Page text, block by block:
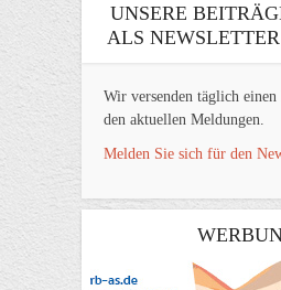
UNSERE
ALS
Wir versenden täglich
den aktuellen Meldungen.
Melden Sie sich für den